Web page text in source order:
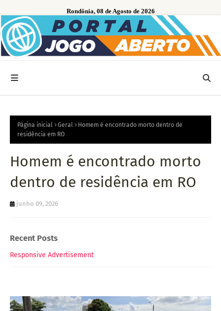
Rondônia, 08 de Agosto de 2026
Página inicial Geral
Homem é encontrado morto dentro de
residência em RO
Homem é encontrado morto
dentro de residência em RO
junho 09, 2026
Recent Posts
Responsive Advertisement